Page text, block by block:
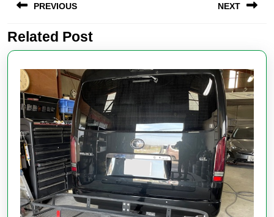
稿
ナ
ビ
ゲ
ー
シ
ョ
ン
PREVIOUS
Previous
post:
NEXT
post:
Related Post